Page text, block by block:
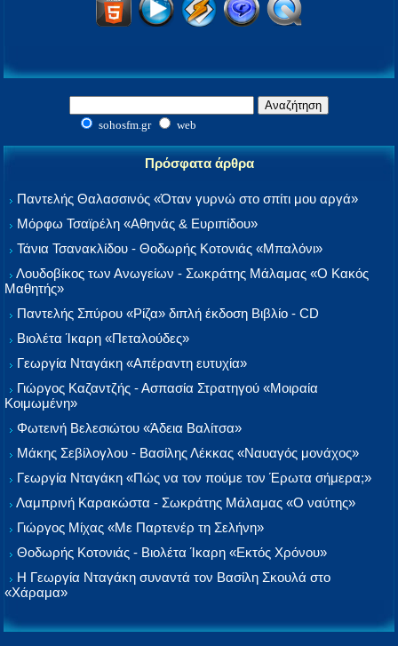
sohosfm.gr web
Πρόσφατα άρθρα
Παντελής Θαλασσινός «Όταν γυρνώ στο σπίτι μου αργά»
Μόρφω Τσαϊρέλη «Αθηνάς & Ευριπίδου»
Τάνια Τσανακλίδου - Θοδωρής Κοτονιάς «Μπαλόνι»
Λουδοβίκος των Ανωγείων - Σωκράτης Μάλαμας «Ο Κακός
Μαθητής»
Παντελής Σπύρου «Ρίζα» διπλή έκδοση Βιβλίο - CD
Βιολέτα Ίκαρη «Πεταλούδες»
Γεωργία Νταγάκη «Aπέραντη ευτυχία»
Γιώργος Καζαντζής - Ασπασία Στρατηγού «Μοιραία
Κοιμωμένη»
Φωτεινή Βελεσιώτου «Άδεια Βαλίτσα»
Μάκης Σεβίλογλου - Βασίλης Λέκκας «Ναυαγός μονάχος»
Γεωργία Νταγάκη «Πώς να τον πούμε τον Έρωτα σήμερα;»
Λαμπρινή Καρακώστα - Σωκράτης Μάλαμας «Ο ναύτης»
Γιώργος Μίχας «Με Παρτενέρ τη Σελήνη»
Θοδωρής Κοτονιάς - Βιολέτα Ίκαρη «Εκτός Χρόνου»
Η Γεωργία Νταγάκη συναντά τον Βασίλη Σκουλά στο
«Χάραμα»